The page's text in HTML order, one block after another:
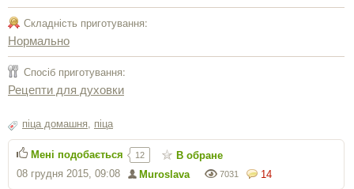
Складність приготування:
Нормально
Спосіб приготування:
Рецепти для духовки
піца домашня піца
14
7031
Muroslava
08 грудня 2015, 09:08
Мені подобається 12 В обране